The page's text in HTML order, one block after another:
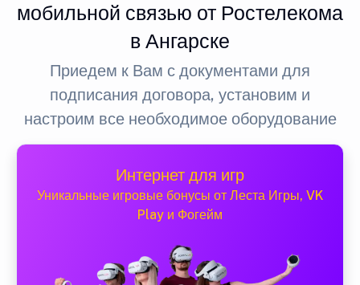
мобильной связью от Ростелекома
в Ангарске
Приедем к Вам с документами для
подписания договора, установим и
настроим все необходимое оборудование
Интернет для игр
Уникальные игровые бонусы от Леста Игры, VK
Play и Фогейм